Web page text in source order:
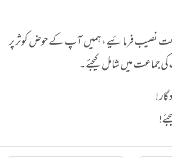
فرمائیے ، ہمیں آپ کے حوض کوثر پر
جماعت میں شامل کیجئے۔
!